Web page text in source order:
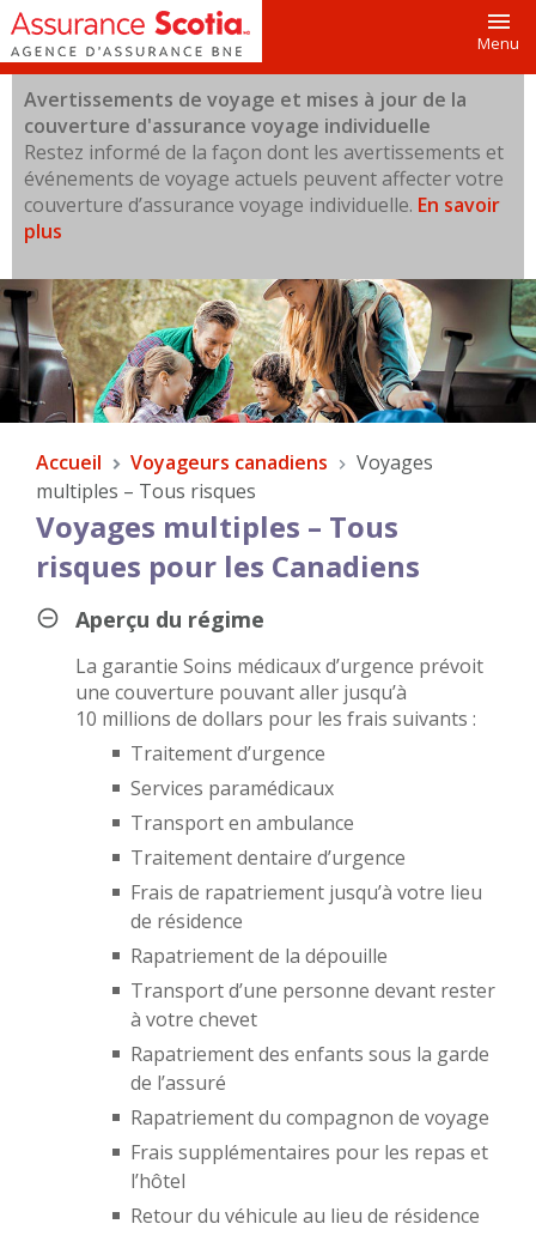
Menu
Avertissements de voyage et mises à jour de la
couverture d'assurance voyage individuelle
Restez informé de la façon dont les avertissements et
événements de voyage actuels peuvent affecter votre
couverture d’assurance voyage individuelle. En savoir
plus
Accueil Voyageurs canadiens
Voyages
multiples – Tous risques
Voyages multiples – Tous
risques pour les Canadiens
Aperçu du régime
La garantie Soins médicaux d’urgence prévoit
une couverture pouvant aller jusqu’à
10 millions de dollars pour les frais suivants :
Traitement d’urgence
Services paramédicaux
Transport en ambulance
Traitement dentaire d’urgence
Frais de rapatriement jusqu’à votre lieu
de résidence
Rapatriement de la dépouille
Transport d’une personne devant rester
à votre chevet
Rapatriement des enfants sous la garde
de l’assuré
Rapatriement du compagnon de voyage
Frais supplémentaires pour les repas et
l’hôtel
Retour du véhicule au lieu de résidence